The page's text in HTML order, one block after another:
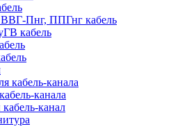
Пнг, ППГнг кабель
кабель
кабель-канала
канала
канал